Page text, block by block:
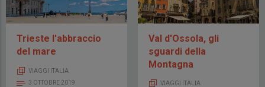
Trieste l'abbraccio
del mare
VIAGGI ITALIA
3 OTTOBRE 2019
Val d'Ossola, gli
sguardi della
Montagna
VIAGGI ITALIA